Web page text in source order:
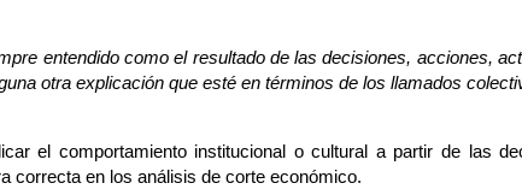
entendido como el resultado de las decisiones, acciones,
otra explicación que esté en términos de los llamados
el comportamiento institucional o cultural a partir de las
correcta en los análisis de corte económico.